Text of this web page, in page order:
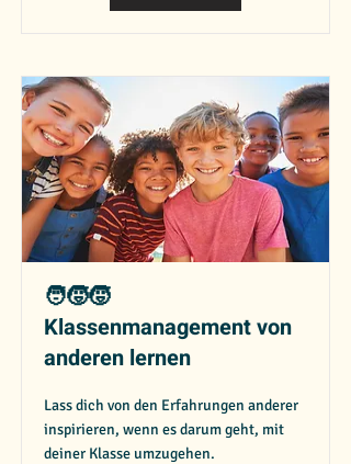
🧑‍🧒‍🧒
Klassenmanagement von
anderen lernen
Lass dich von den Erfahrungen anderer
inspirieren, wenn es darum geht, mit
deiner Klasse umzugehen.